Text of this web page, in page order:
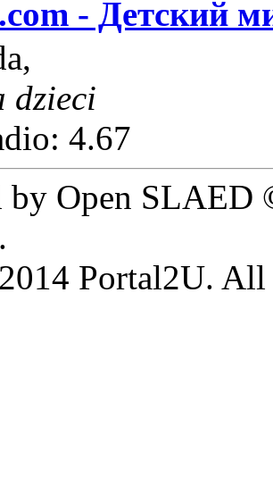
- Детский
dzieci
4.67
by Open
Portal2U. All